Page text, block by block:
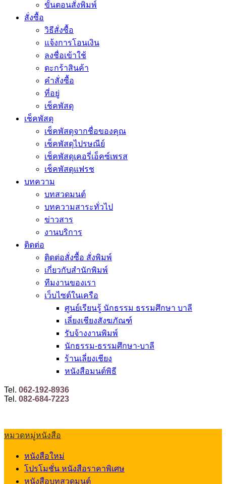
ขั้นตอนสั่งพิมพ์
สั่งซื้อ
วิธีสั่งซื้อ
แจ้งการโอนเงิน
ลงชื่อเข้าใช้
ตะกร้าสินค้า
คำสั่งซื้อ
ที่อยู่
เช็คพัสดุ
เช็คพัสดุ
เช็คพัสดุจากชื่อของคุณ
เช็คพัสดุไปรษณีย์
เช็คพัสดุเคอรี่เอ็คซ์เพรส
เช็คพัสดุแฟรช
บทความ
บทสวดมนต์
บทความสาระทั่วไป
ข่าวสาร
งานบริการ
ติดต่อ
ติดต่อสั่งซื้อ สั่งพิมพ์
เกี่ยวกับสำนักพิมพ์
ทีมงานของเรา
เว็บไซต์ในเครือ
ศูนย์เรียนรู้ นักธรรม ธรรมศึกษา บาลี
เลี่ยงเชียงสังฆภัณฑ์
รับจ้างงานพิมพ์
นักธรรม-ธรรมศึกษา-บาลี
ร้านเลี่ยงเชียง
หนังสือมนต์พิธี
Tel. 062-192-8936
Tel. 082-684-7223
หมวดหมู่หนังสือ
หนังสือใหม่
โปรโมชั่น หนังสือราคาพิเศษ
หนังสือบทสวดมนต์